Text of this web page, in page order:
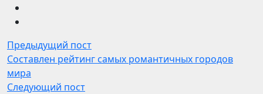
Предыдущий пост
Составлен рейтинг самых романтичных городов
мира
Следующий пост